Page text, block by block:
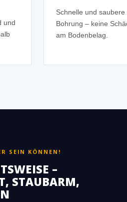
und
Schnelle und saubere
Bohrung – keine
am Bodenbelag.
SEIN KÖNNEN!
–
STAUBARM,